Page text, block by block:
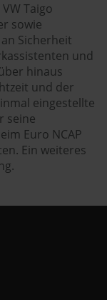
Taigo
sowie
Sicherheit
und
hinaus
und der
eingestellte
seine
Euro NCAP
Ein weiteres